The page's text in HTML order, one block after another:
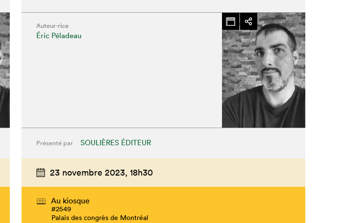
Auteur·rice
Éric Péladeau
Présenté par SOULIÈRES ÉDITEUR
23 novembre 2023, 18h30
Au kiosque
#2549
Palais des congrès de Montréal